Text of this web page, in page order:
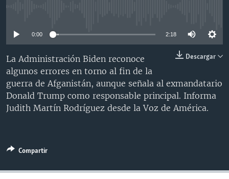
TECNOLOGÍA
DEPORTES
CIENCIA Y SALUD
FOTOGRAFÍA
AUDIOS
EL MUNDO AL DÍA
FORO INTERAMERICANO
VISIÓN 360
LAS CLAVES
RADIO
AVANCE INFORMATIVO
AUDIONOTICIAS
BUENOS DÍAS AMÉRICA
FORO [RADIO]
DEPORTIVO INTERNACIONAL
DIRECT
DOCUMENTALES DE LA VOA
Learning English
0:00 2:18
Descargar
La Administración Biden reconoce
algunos errores en torno al fin de la
guerra de Afganistán, aunque señala al exmandatario
Donald Trump como responsable principal. Informa
Judith Martín Rodríguez desde la Voz de América.
Compartir